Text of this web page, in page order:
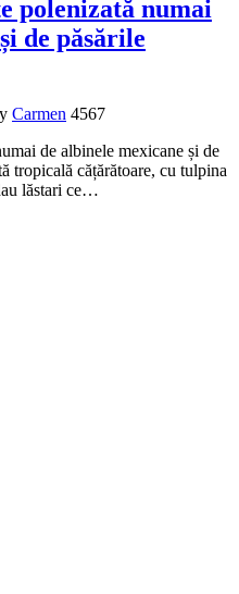
polenizată numai
de păsările
Carmen 4567
de albinele mexicane și de
tropicală cățărătoare, cu tulpina
lăstari ce…